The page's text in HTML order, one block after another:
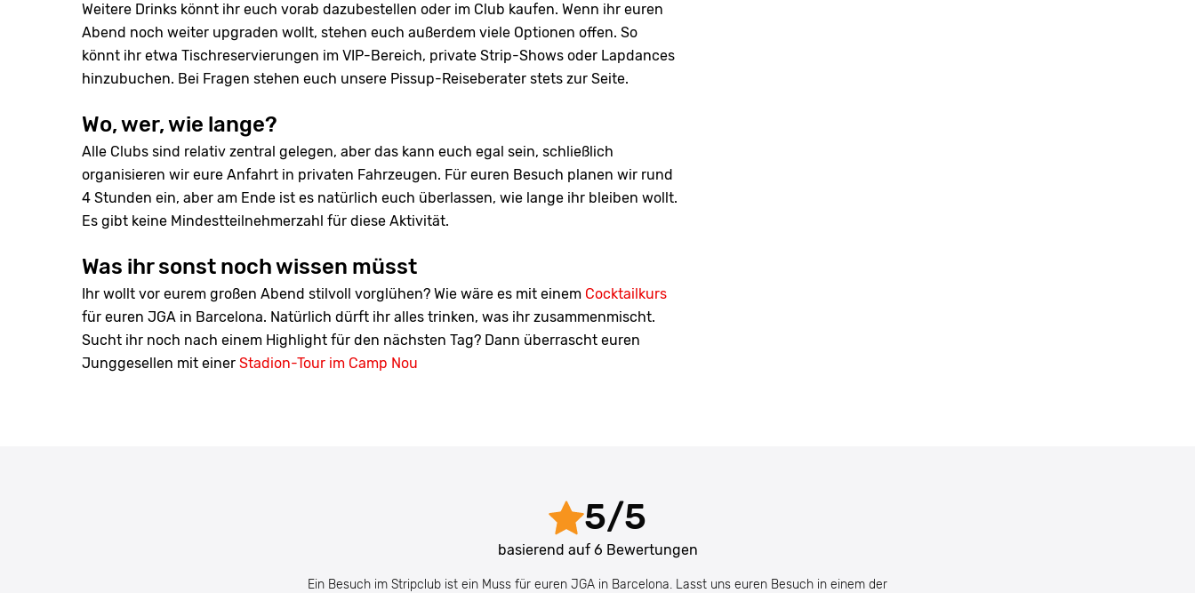
Weitere Drinks könnt ihr euch vorab dazubestellen oder im Club kaufen. Wenn ihr euren
Abend noch weiter upgraden wollt, stehen euch außerdem viele Optionen offen. So
könnt ihr etwa Tischreservierungen im VIP-Bereich, private Strip-Shows oder Lapdances
hinzubuchen. Bei Fragen stehen euch unsere Pissup-Reiseberater stets zur Seite.
Wo, wer, wie lange?
Alle Clubs sind relativ zentral gelegen, aber das kann euch egal sein, schließlich
organisieren wir eure Anfahrt in privaten Fahrzeugen. Für euren Besuch planen wir rund
4 Stunden ein, aber am Ende ist es natürlich euch überlassen, wie lange ihr bleiben wollt.
Es gibt keine Mindestteilnehmerzahl für diese Aktivität.
Was ihr sonst noch wissen müsst
Ihr wollt vor eurem großen Abend stilvoll vorglühen? Wie wäre es mit einem Cocktailkurs
für euren JGA in Barcelona. Natürlich dürft ihr alles trinken, was ihr zusammenmischt.
Sucht ihr noch nach einem Highlight für den nächsten Tag? Dann überrascht euren
Junggesellen mit einer Stadion-Tour im Camp Nou
5/5
basierend auf 6 Bewertungen
Ein Besuch im Stripclub ist ein Muss für euren JGA in Barcelona. Lasst uns euren Besuch in einem der